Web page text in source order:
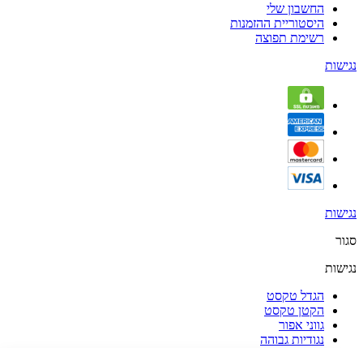
החשבון שלי
היסטוריית ההזמנות
רשימת תפוצה
נגישות
נגישות
סגור
נגישות
הגדל טקסט
הקטן טקסט
גווני אפור
נגודיות גבוהה